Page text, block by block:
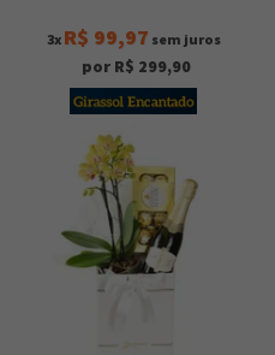
3x R$ 99,97 sem juros
por R$ 299,90